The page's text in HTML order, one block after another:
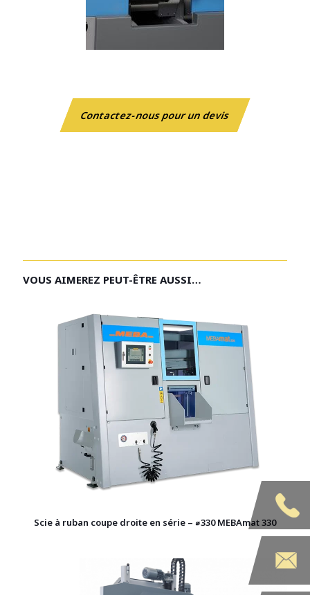
Contactez-nous pour un devis
VOUS AIMEREZ PEUT-ÊTRE AUSSI…
Scie à ruban coupe droite en série – ⌀330 MEBAmat 330